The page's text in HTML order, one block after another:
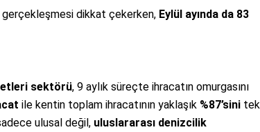
gerçekleşmesi dikkat çekerken, Eylül ayında da 83
sektörü, 9 aylık süreçte ihracatın omurgasını
ile kentin toplam ihracatının yaklaşık %87’sini tek
ulusal değil, uluslararası denizcilik